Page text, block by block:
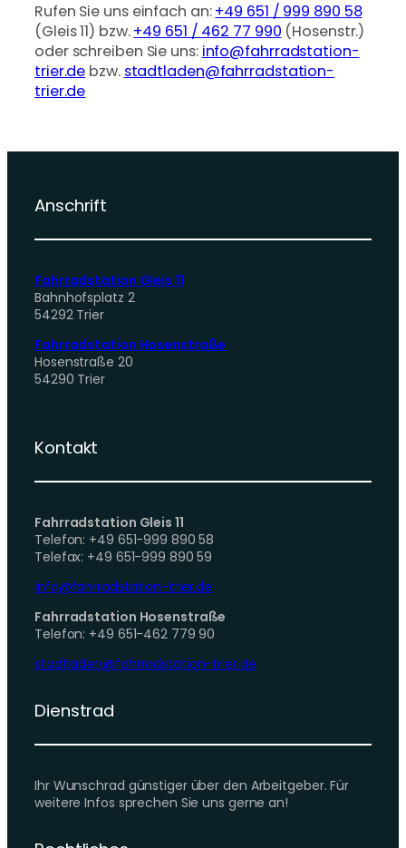
Rufen Sie uns einfach an:+49 651 / 999 890 58
(Gleis 11) bzw.+49 651 / 462 77 990 (Hosenstr.)
oder schreiben Sie uns: info@fahrradstation-
trier.de bzw. stadtladen@fahrradstation-
trier.de
Anschrift
Fahrradstation Gleis 11
Bahnhofsplatz 2
54292 Trier
Fahrradstation Hosenstraße
Hosenstraße 20
54290 Trier
Kontakt
Fahrradstation Gleis 11
Telefon: +49 651-999 890 58
Telefax: +49 651-999 890 59
info@fahrradstation-trier.de
Fahrradstation Hosenstraße
Telefon: +49 651-462 779 90
stadtladen@fahrradstation-trier.de
Dienstrad
Ihr Wunschrad günstiger über den Arbeitgeber. Für
weitere Infos sprechen Sie uns gerne an!